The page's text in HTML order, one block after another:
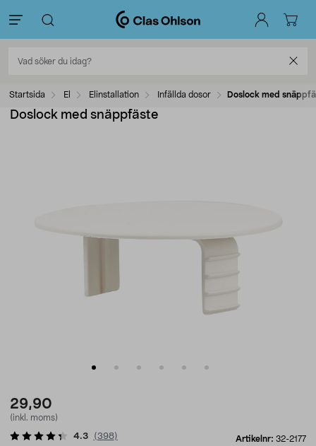
Startsida El Elinstallation Infällda dosor Doslock med
Doslock med snäppfäste
29,90
(inkl. moms)
Artikelnr: 32-2177
4.3 (398)